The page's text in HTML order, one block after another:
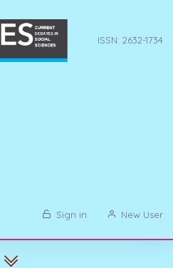
ISSN: 2632-1734
Sign in New User